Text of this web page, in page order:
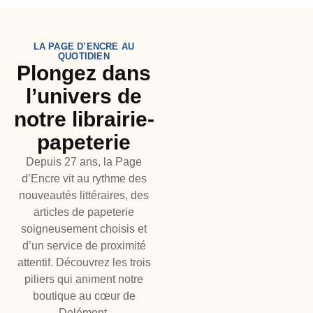
LA PAGE D’ENCRE AU
QUOTIDIEN
Plongez dans
l’univers de
notre librairie-
papeterie
Depuis 27 ans, la Page
d’Encre vit au rythme des
nouveautés littéraires, des
articles de papeterie
soigneusement choisis et
d’un service de proximité
attentif. Découvrez les trois
piliers qui animent notre
boutique au cœur de